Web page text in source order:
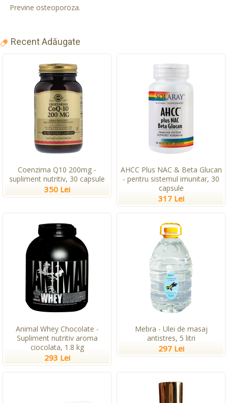
Previne osteoporoza.
Recent Adăugate
Coenzima Q10 200mg -
supliment nutritiv, 30 capsule
350 Lei
AHCC Plus NAC & Beta Glucan
- pentru sistemul imunitar, 30
capsule
317 Lei
Animal Whey Chocolate -
Supliment nutritiv aroma
ciocolata, 1.8 kg
293 Lei
Mebra - Ulei de masaj
antistres, 5 litri
297 Lei